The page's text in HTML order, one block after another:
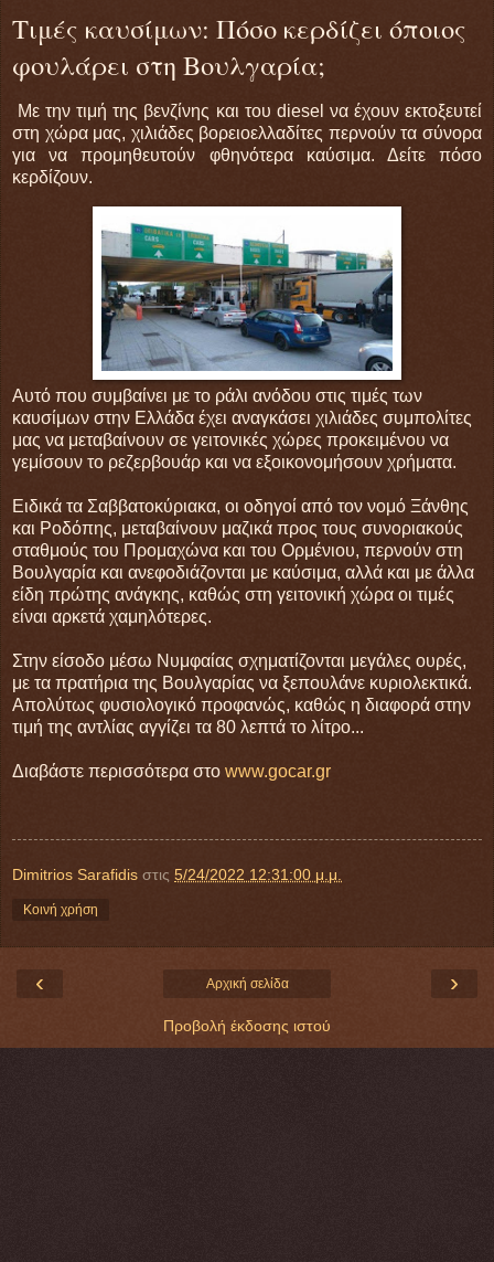
Τιμές καυσίμων: Πόσο κερδίζει όποιος
φουλάρει στη Βουλγαρία;
Με την τιμή της βενζίνης και του diesel να έχουν εκτοξευτεί
στη χώρα μας, χιλιάδες βορειοελλαδίτες περνούν τα σύνορα
για να προμηθευτούν φθηνότερα καύσιμα. Δείτε πόσο
κερδίζουν.
Αυτό που συμβαίνει με το ράλι ανόδου στις τιμές των
καυσίμων στην Ελλάδα έχει αναγκάσει χιλιάδες συμπολίτες
μας να μεταβαίνουν σε γειτονικές χώρες προκειμένου να
γεμίσουν το ρεζερβουάρ και να εξοικονομήσουν χρήματα.
Ειδικά τα Σαββατοκύριακα, οι οδηγοί από τον νομό Ξάνθης
και Ροδόπης, μεταβαίνουν μαζικά προς τους συνοριακούς
σταθμούς του Προμαχώνα και του Ορμένιου, περνούν στη
Βουλγαρία και ανεφοδιάζονται με καύσιμα, αλλά και με άλλα
είδη πρώτης ανάγκης, καθώς στη γειτονική χώρα οι τιμές
είναι αρκετά χαμηλότερες.
Στην είσοδο μέσω Νυμφαίας σχηματίζονται μεγάλες ουρές,
με τα πρατήρια της Βουλγαρίας να ξεπουλάνε κυριολεκτικά.
Απολύτως φυσιολογικό προφανώς, καθώς η διαφορά στην
τιμή της αντλίας αγγίζει τα 80 λεπτά το λίτρο...
Διαβάστε περισσότερα στο www.gocar.gr
Dimitrios Sarafidis στις 5/24/2022 12:31:00 μ.μ.
Κοινή χρήση
‹ ›
Αρχική σελίδα
Προβολή έκδοσης ιστού